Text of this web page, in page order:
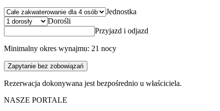
Jednostka
Dorośli
Przyjazd i odjazd
Minimalny okres wynajmu: 21 nocy
Zapytanie bez zobowiązań
Rezerwacja dokonywana jest bezpośrednio u właściciela.
NASZE PORTALE